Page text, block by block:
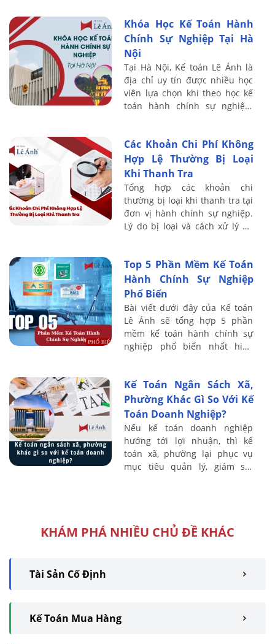
định ...
Khóa Học Kế Toán Hành
Chính Sự Nghiệp Tại Hà
Nội
Tại Hà Nội, Kế toán Lê Ánh là
địa chỉ uy tín được nhiều học
viên lựa chọn khi theo học kế
toán hành chính sự nghiệp.
giảng ...
Các Khoản Chi Phí Không
Hợp Lệ Thường Bị Loại
Khi Thanh Tra
Tổng hợp các khoản chi
thường bị loại khi thanh tra tại
đơn vị hành chính sự nghiệp.
Lý do bị loại và cách xử lý để
Top 5 Phần Mềm Kế Toán
Hành Chính Sự Nghiệp
Phổ Biến
Bài viết dưới đây của Kế toán
Lê Ánh sẽ tổng hợp 5 phần
mềm kế toán hành chính sự
nghiệp phổ biến nhất hiện
sánh và ...
Kế Toán Ngân Sách Xã,
Phường Khác Gì So Với Kế
Toán Doanh Nghiệp?
Nếu kế toán doanh nghiệp
hướng tới lợi nhuận, thì kế
toán xã, phường lại phục vụ
mục tiêu quản lý, giám sát
KHÁM PHÁ NHIỀU CHỦ ĐỀ KHÁC
Tài Sản Cố Định
Kế Toán Mua Hàng